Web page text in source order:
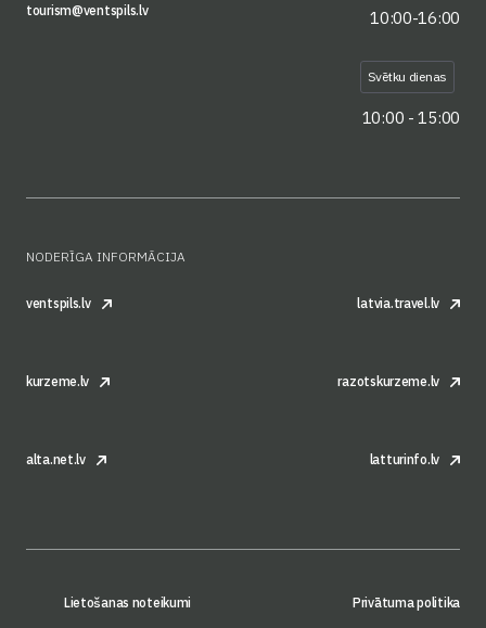
tourism@ventspils.lv 10:00-16:00
Svētku dienas
10:00 - 15:00
NODERĪGA INFORMĀCIJA
ventspils.lv latvia.travel.lv
kurzeme.lv razotskurzeme.lv
alta.net.lv latturinfo.lv
Lietošanas noteikumi Privātuma politika